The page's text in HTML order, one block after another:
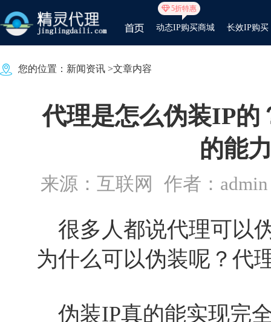
5折特惠
动态IP购买商城 长效IP购买
您的位置： 新闻资讯 >文章内容
代理是怎么伪装IP的
的能
来源：互联网 作者：admin
很多人都说代理可以
为什么可以伪装呢？代
伪装IP真的能实现完